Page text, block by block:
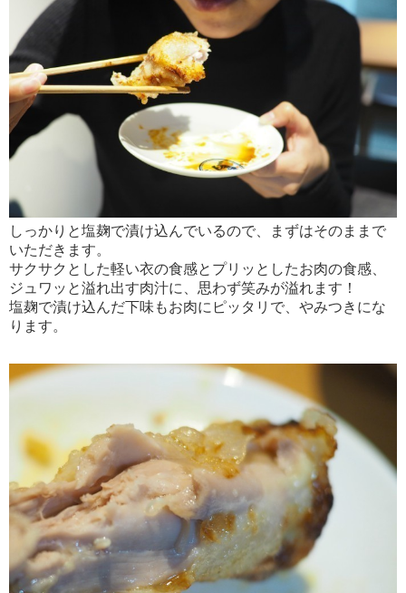
しっかりと塩麹で漬け込んでいるので、まずはそのままで
いただきます。
サクサクとした軽い衣の食感とプリッとしたお肉の食感、
ジュワッと溢れ出す肉汁に、思わず笑みが溢れます！
塩麹で漬け込んだ下味もお肉にピッタリで、やみつきにな
ります。